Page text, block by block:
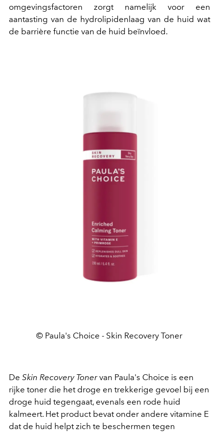
omgevingsfactoren zorgt namelijk voor een
aantasting van de hydrolipidenlaag van de huid wat
de barrière functie van de huid beïnvloed.
© Paula's Choice - Skin Recovery Toner
De Skin Recovery Tonervan Paula's Choice is een
rijke toner die het droge en trekkerige gevoel bij een
droge huid tegengaat, evenals een rode huid
kalmeert. Het product bevat onder andere vitamine E
dat de huid helpt zich te beschermen tegen